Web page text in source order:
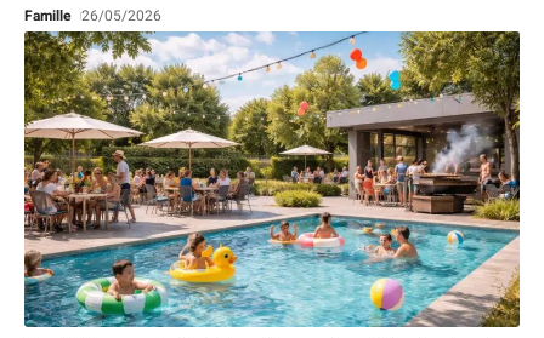
Famille 26/05/2026